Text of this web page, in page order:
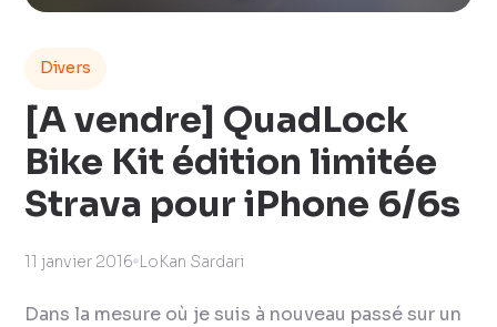
Divers
[A vendre] QuadLock
Bike Kit édition limitée
Strava pour iPhone 6/6s
11 janvier 2016 LoKan Sardari
Dans la mesure où je suis à nouveau passé sur un